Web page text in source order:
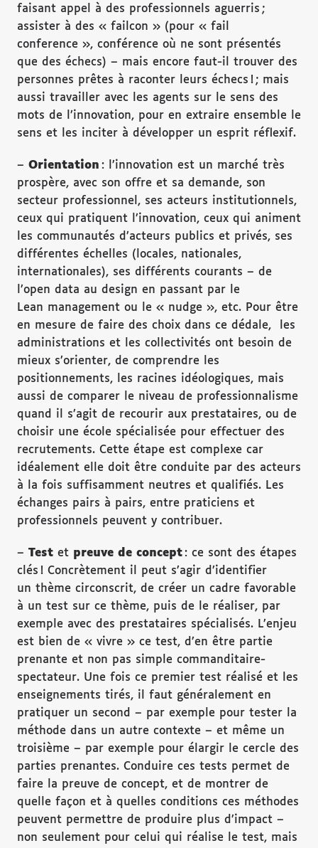
faisant appel à des professionnels aguerris ;
assister à des « failcon » (pour « fail
conference », conférence où ne sont présentés
que des échecs) – mais encore faut-il trouver des
personnes prêtes à raconter leurs échecs ! ; mais
aussi travailler avec les agents sur le sens des
mots de l’innovation, pour en extraire ensemble le
sens et les inciter à développer un esprit réflexif.
– Orientation : l’innovation est un marché très
prospère, avec son offre et sa demande, son
secteur professionnel, ses acteurs institutionnels,
ceux qui pratiquent l’innovation, ceux qui animent
les communautés d’acteurs publics et privés, ses
différentes échelles (locales, nationales,
internationales), ses différents courants – de
l’open data au design en passant par le
Lean management ou le « nudge », etc. Pour être
en mesure de faire des choix dans ce dédale, les
administrations et les collectivités ont besoin de
mieux s’orienter, de comprendre les
positionnements, les racines idéologiques, mais
aussi de comparer le niveau de professionnalisme
quand il s’agit de recourir aux prestataires, ou de
choisir une école spécialisée pour effectuer des
recrutements. Cette étape est complexe car
idéalement elle doit être conduite par des acteurs
à la fois suffisamment neutres et qualifiés. Les
échanges pairs à pairs, entre praticiens et
professionnels peuvent y contribuer.
– Test et preuve de concept: ce sont des étapes
clés ! Concrètement il peut s’agir d’identifier
un thème circonscrit, de créer un cadre favorable
à un test sur ce thème, puis de le réaliser, par
exemple avec des prestataires spécialisés. L’enjeu
est bien de « vivre » ce test, d’en être partie
prenante et non pas simple commanditaire-
spectateur. Une fois ce premier test réalisé et les
enseignements tirés, il faut généralement en
pratiquer un second – par exemple pour tester la
méthode dans un autre contexte – et même un
troisième – par exemple pour élargir le cercle des
parties prenantes. Conduire ces tests permet de
faire la preuve de concept, et de montrer de
quelle façon et à quelles conditions ces méthodes
peuvent permettre de produire plus d’impact –
non seulement pour celui qui réalise le test, mais